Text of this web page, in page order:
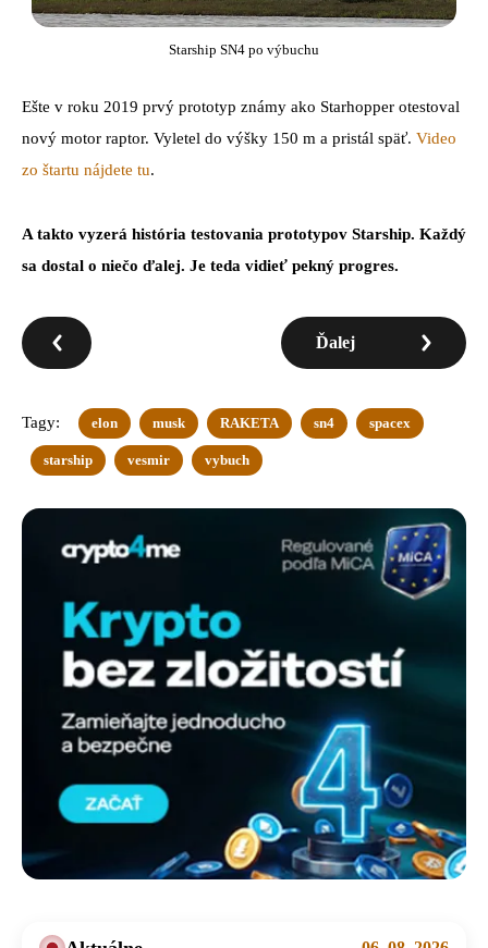
Starship SN4 po výbuchu
Ešte v roku 2019 prvý prototyp známy ako Starhopper otestoval
nový motor raptor. Vyletel do výšky 150 m a pristál späť. Video
zo štartu nájdete tu.
A takto vyzerá história testovania prototypov Starship. Každý
sa dostal o niečo ďalej. Je teda vidieť pekný progres.
Ďalej
Tagy: elon musk RAKETA sn4 spacex
starship vesmir vybuch